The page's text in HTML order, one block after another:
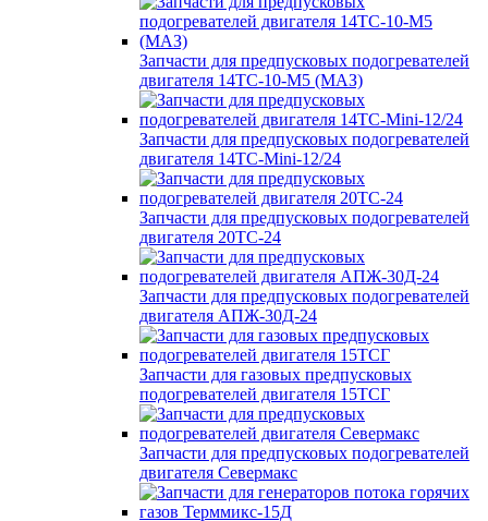
Запчасти для предпусковых подогревателей
двигателя 14ТС-10-М5 (МАЗ)
Запчасти для предпусковых подогревателей
двигателя 14ТС-Mini-12/24
Запчасти для предпусковых подогревателей
двигателя 20ТС-24
Запчасти для предпусковых подогревателей
двигателя АПЖ-30Д-24
Запчасти для газовых предпусковых
подогревателей двигателя 15ТСГ
Запчасти для предпусковых подогревателей
двигателя Севермакс